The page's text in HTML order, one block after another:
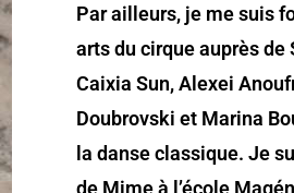
Par ailleurs, je me suis
arts du cirque auprès de
Caixia Sun, Alexei
Doubrovski et Marina
la danse classique. Je
de Mime à l’école